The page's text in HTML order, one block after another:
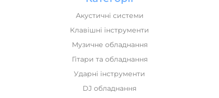
Клавішні інструменти
Музичне обладнання
Гітари та обладнання
Ударні інструменти
DJ обладнання
Духові інструменти
HiFi та HiEnd техніка